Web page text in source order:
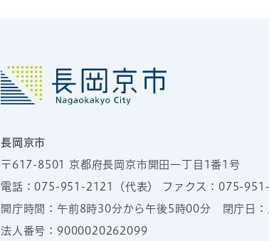
長岡京市
〒617-8501 京都府長岡京市開田一丁目1番1号
電話：075-951-2121 （代表） ファクス：075-
開庁時間：午前8時30分から午後5時00分 閉庁日
法人番号：9000020262099